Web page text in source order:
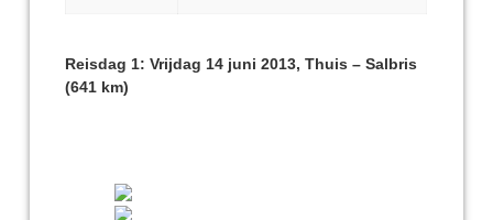
Reisdag 1: Vrijdag 14 juni 2013, Thuis – Salbris
(641 km)